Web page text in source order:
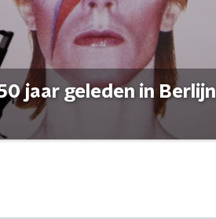
jaar geleden in Berlijn